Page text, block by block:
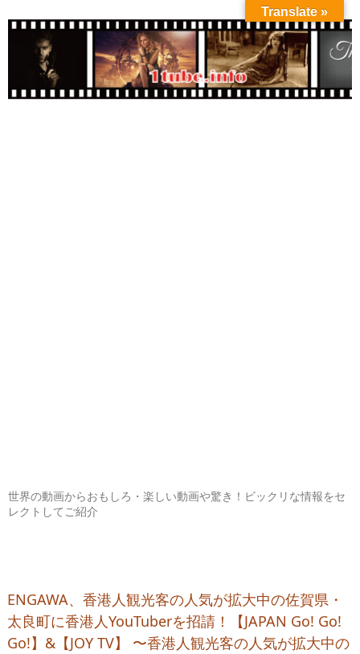
世界の動画からおもしろ・楽しい動画や驚き！ビックリな情報をセ
レクトしてご紹介
ENGAWA、香港人観光客の人気が拡大中の佐賀県・
太良町に香港人YouTuberを招請！【JAPAN Go! Go!
Go!】&【JOY TV】 〜香港人観光客の人気が拡大中の
Translate »